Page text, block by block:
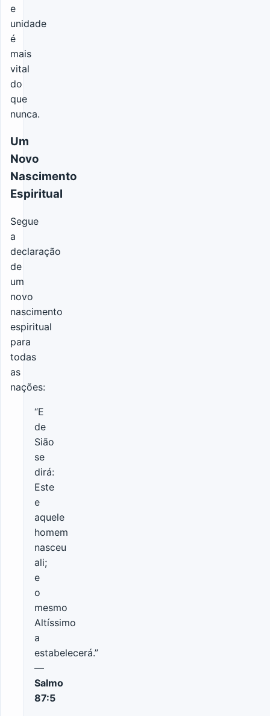
e
unidade
é
mais
vital
do
que
nunca.
Um
Novo
Nascimento
Espiritual
Segue
a
declaração
de
um
novo
nascimento
espiritual
para
todas
as
nações:
“E
de
Sião
se
dirá:
Este
e
aquele
homem
nasceu
ali;
e
o
mesmo
Altíssimo
a
estabelecerá.”
—
Salmo
87:5